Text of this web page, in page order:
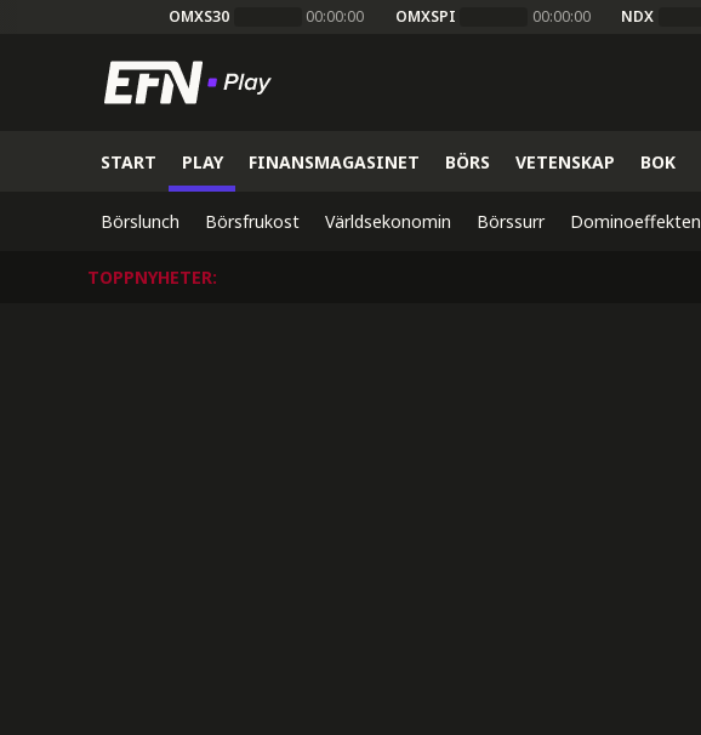
OMXS30 00:00:00 OMXSPI 00:00:00 NDX
START PLAY FINANSMAGASINET BÖRS VETENSKAP BOK
Börslunch Börsfrukost Världsekonomin Börssurr Dominoeffekten
TOPPNYHETER: